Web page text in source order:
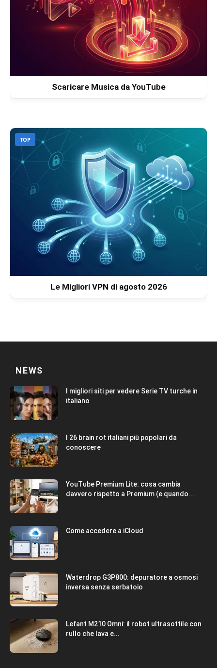
Scaricare Musica da YouTube
TOP
Le Migliori VPN di agosto 2026
NEWS
I migliori siti per vedere Serie TV turche in
italiano
I 26 brain rot italiani più popolari da
conoscere
YouTube Premium Lite: cosa cambia
davvero rispetto a Premium (e quando...
Come accedere a iCloud
Waterdrop G3P800: depuratore a osmosi
inversa senza serbatoio
Lefant M210 Omni: il robot ultrasottile con
rullo che lava e...